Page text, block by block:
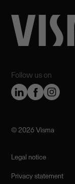
Follow us on
©️ 2026 Visma
Legal notice
Privacy statement